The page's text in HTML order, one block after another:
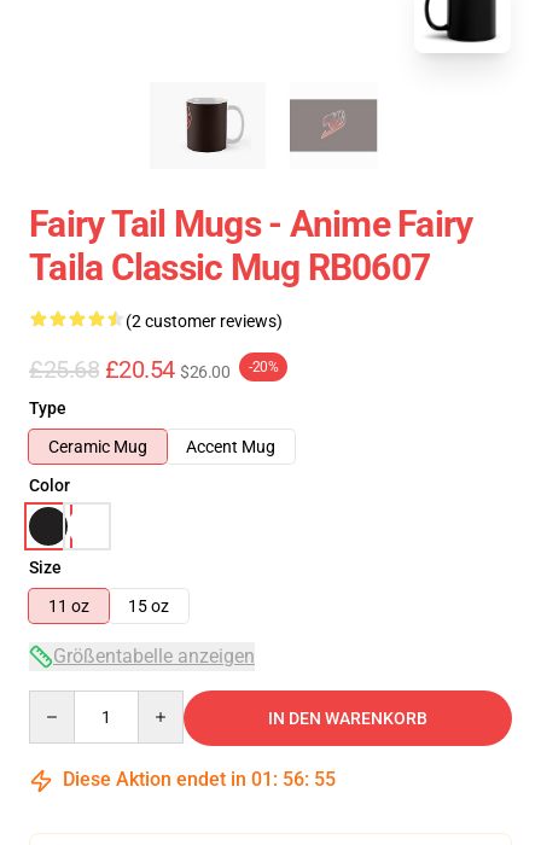
Fairy Tail Mugs - Anime Fairy
Taila Classic Mug RB0607
(2 customer reviews)
£25.68 £20.54 $26.00 -20%
Type
Ceramic Mug
Accent Mug
Color
Size
11 oz
15 oz
Größentabelle anzeigen
IN DEN WARENKORB
Diese Aktion endet in 01 : 56: 54